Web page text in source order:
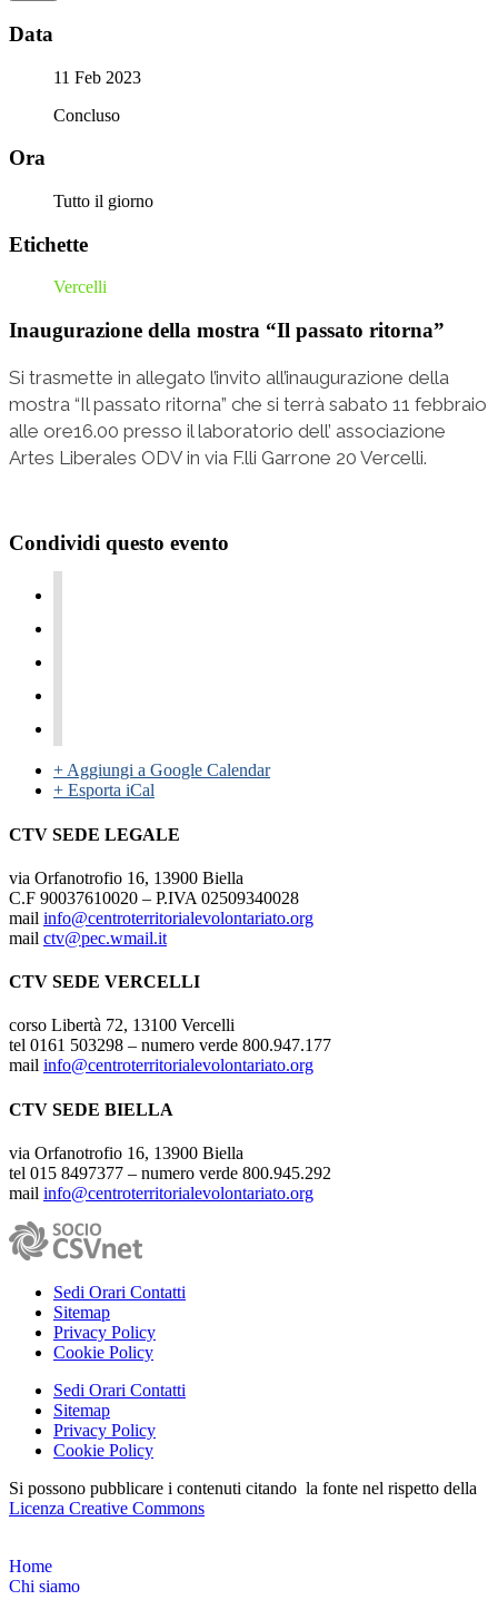
Data
11 Feb 2023
Concluso
Ora
Tutto il giorno
Etichette
Vercelli
Inaugurazione della mostra “Il passato ritorna”
Si trasmette in allegato l’invito all’inaugurazione della
mostra “Il passato ritorna” che si terrà sabato 11 febbraio
alle ore16.00 presso il laboratorio dell’ associazione
Artes Liberales ODV in via F.lli Garrone 20 Vercelli.
Condividi questo evento
+ Aggiungi a Google Calendar
+ Esporta iCal
CTV SEDE LEGALE
via Orfanotrofio 16, 13900 Biella
C.F 90037610020 – P.IVA 02509340028
mail info@centroterritorialevolontariato.org
mail ctv@pec.wmail.it
CTV SEDE VERCELLI
corso Libertà 72, 13100 Vercelli
tel 0161 503298 – numero verde 800.947.177
mail info@centroterritorialevolontariato.org
CTV SEDE BIELLA
via Orfanotrofio 16, 13900 Biella
tel 015 8497377 – numero verde 800.945.292
mail info@centroterritorialevolontariato.org
Sedi Orari Contatti
Sitemap
Privacy Policy
Cookie Policy
Sedi Orari Contatti
Sitemap
Privacy Policy
Cookie Policy
Si possono pubblicare i contenuti citando la fonte nel rispetto della
Licenza Creative Commons
Home
Chi siamo